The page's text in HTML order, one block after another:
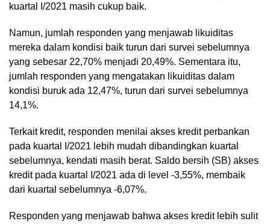
kuartal I/2021 masih cukup baik.
Namun, jumlah responden yang menjawab likuiditas
mereka dalam kondisi baik turun dari survei sebelumnya
yang sebesar 22,70% menjadi 20,49%. Sementara itu,
jumlah responden yang mengatakan likuiditas dalam
kondisi buruk ada 12,47%, turun dari survei sebelumnya
14,1%.
Terkait kredit, responden menilai akses kredit perbankan
pada kuartal I/2021 lebih mudah dibandingkan kuartal
sebelumnya, kendati masih berat. Saldo bersih (SB) akses
kredit pada kuartal I/2021 ada di level -3,55%, membaik
dari kuartal sebelumnya -6,07%.
Responden yang menjawab bahwa akses kredit lebih sulit